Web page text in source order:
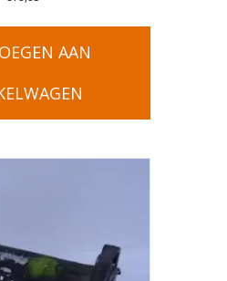
AAN